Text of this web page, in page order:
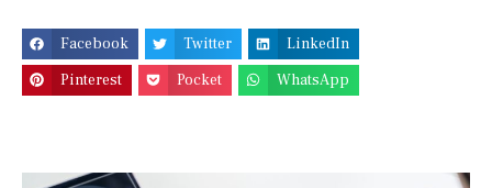
Facebook Twitter
LinkedIn
Pinterest
Pocket WhatsApp